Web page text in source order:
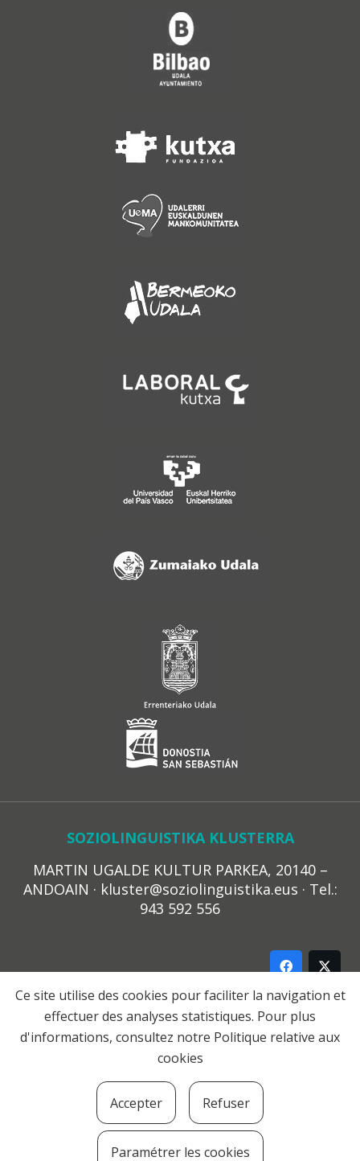
SOZIOLINGUISTIKA KLUSTERRA
MARTIN UGALDE KULTUR PARKEA, 20140 –
ANDOAIN · kluster@soziolinguistika.eus · Tel.:
943 592 556
LEGE OHARRA
PRIBATUTASUN POLITIKA
COOKIE-EN POLITIKA
© 2021 Soziolinguistika Klusterra
Ce site utilise des cookies pour faciliter la navigation et
effectuer des analyses statistiques. Pour plus
d'informations, consultez notre Politique relative aux
cookies
Accepter Refuser
Paramétrer les cookies